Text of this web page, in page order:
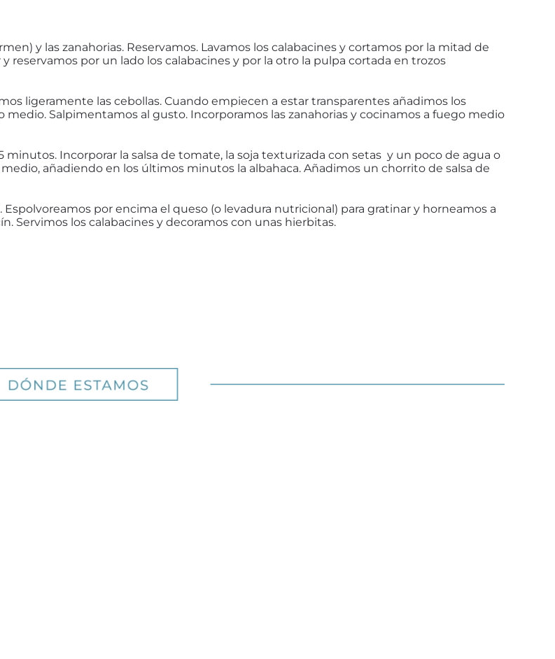
y las zanahorias. Reservamos. Lavamos los calabacines y cortamos por la mitad de
por un lado los calabacines y por la otro la pulpa cortada en trozos
ligeramente las cebollas. Cuando empiecen a estar transparentes añadimos los
Salpimentamos al gusto. Incorporamos las zanahorias y cocinamos a fuego medio
Incorporar la salsa de tomate, la soja texturizada con setas y un poco de agua o
añadiendo en los últimos minutos la albahaca. Añadimos un chorrito de salsa de
por encima el queso (o levadura nutricional) para gratinar y horneamos a
Servimos los calabacines y decoramos con unas hierbitas.